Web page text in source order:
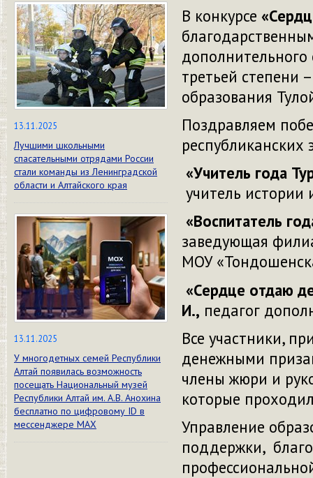
13.11.2025
Лучшими школьными
спасательными отрядами России
стали команды из Ленинградской
области и Алтайского края
13.11.2025
У многодетных семей Республики
Алтай появилась возможность
посещать Национальный музей
Республики Алтай им. А.В. Анохина
бесплатно по цифровому ID в
мессенджере МАХ
В конкурсе
третьей степени
образования
Поздравляем
республиканских
«Учитель года
учитель
«Воспитатель
заведующая
МОУ
«Сердце отдаю
И., педагог
Все участники,
денежными
члены жюри и
которые
Управление
поддержки,